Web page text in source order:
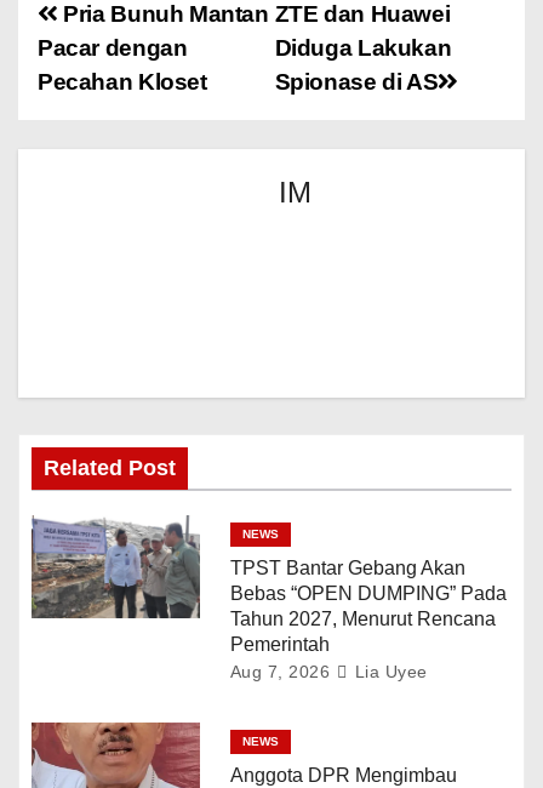
ZTE dan Huawei
Diduga Lakukan
Spionase di AS
Pria Bunuh Mantan
Pacar dengan
Pecahan Kloset
IM
Related Post
NEWS
TPST Bantar Gebang Akan
Bebas “OPEN DUMPING” Pada
Tahun 2027, Menurut Rencana
Pemerintah
Aug 7, 2026 Lia Uyee
NEWS
Anggota DPR Mengimbau